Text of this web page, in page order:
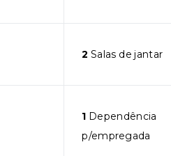
2 Salas de jantar
1 Dependência
p/empregada